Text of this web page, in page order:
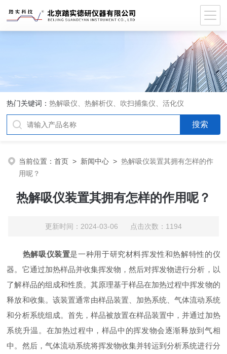
热门关键词：热解吸仪、热解析仪、吹扫捕集仪、活化仪
当前位置：首页 > 新闻中心 >热解吸仪装置其拥有怎样的作
用呢？
热解吸仪装置其拥有怎样的作用呢？
更新时间：2024-03-06 点击次数：1194
热解吸仪装置是一种用于研究材料挥发性和热解特性的仪
器。它通过加热样品并收集挥发物，然后对挥发物进行分析，以
了解样品的组成和性质。其原理基于样品在加热过程中挥发物的
释放和收集。该装置通常由样品装置、加热系统、气体流动系统
和分析系统组成。首先，样品被放置在样品装置中，并通过加热
系统升温。在加热过程中，样品中的挥发物会逐渐释放到气相
中。然后，气体流动系统将挥发物收集并转运到分析系统进行分